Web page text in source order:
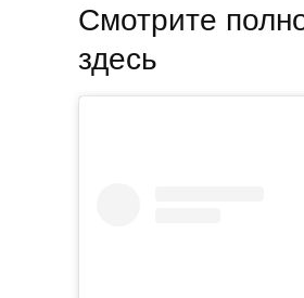
Смотрите
здесь